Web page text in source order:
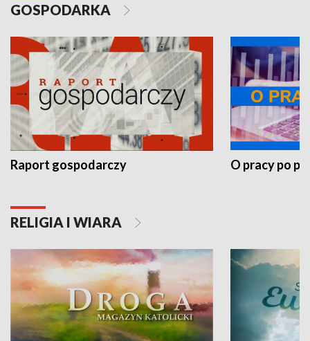
GOSPODARKA
Raport gospodarczy O pracy po
RELIGIA I WIARA